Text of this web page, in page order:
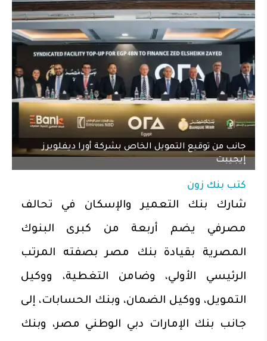
جانب من توقيع التمويل الخاص بشركة أورا ديفلوبرز
إيجيبت
كتب بنك زون
شارك بنك التعمير والإسكان في تحالف
مصرفي يضم أربعة من كبرى البنوك
المصرية بقيادة بنك مصر بصفته المرتب
الرئيسي الأولي، وضامن التغطية، ووكيل
التمويل، ووكيل الضمان، وبنك الحسابات، إلى
جانب بنك الإمارات دبي الوطني مصر، وبنك